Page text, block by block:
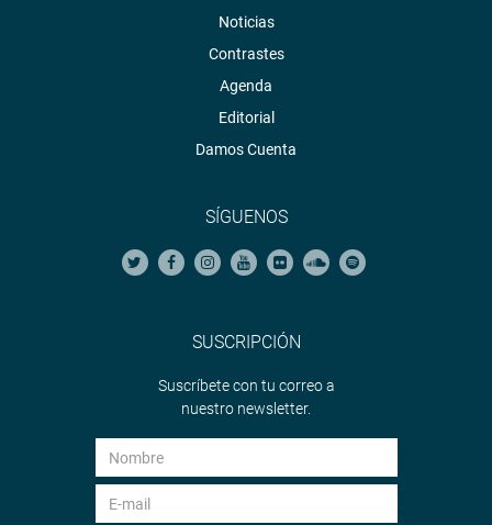
Noticias
Contrastes
Agenda
Editorial
Damos Cuenta
SÍGUENOS
SUSCRIPCIÓN
Suscríbete con tu correo a
nuestro newsletter.